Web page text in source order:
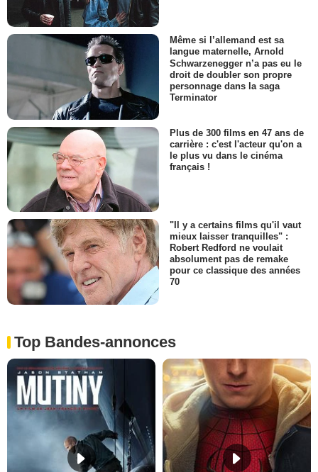
Même si l’allemand est sa
langue maternelle, Arnold
Schwarzenegger n’a pas eu le
droit de doubler son propre
personnage dans la saga
Terminator
Plus de 300 films en 47 ans de
carrière : c'est l'acteur qu'on a
le plus vu dans le cinéma
français !
"Il y a certains films qu'il vaut
mieux laisser tranquilles" :
Robert Redford ne voulait
absolument pas de remake
pour ce classique des années
70
Top Bandes-annonces